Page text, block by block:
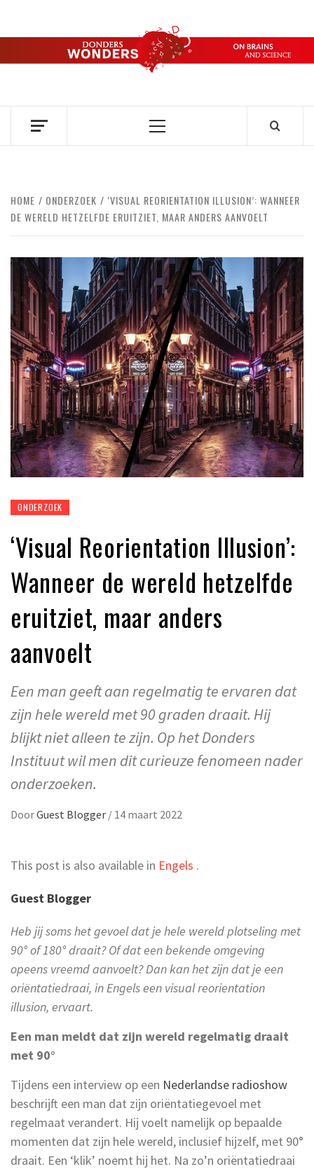
de
DONDERS
OVER HERSENEN EN WETENSCHAP // ON BRAINS AND
Primair
HOME ONDERZOEK
‘VISUAL REORIENTATION ILLUSION’: WANNEER
DE WERELD HETZELFDE ERUITZIET, MAAR ANDERS AANVOELT
ONDERZOEK
‘Visual Reorientation Illusion’:
Wanneer de wereld hetzelfde
eruitziet, maar anders
aanvoelt
Een man geeft aan regelmatig te ervaren dat
zijn hele wereld met 90 graden draait. Hij
blijkt niet alleen te zijn. Op het Donders
Instituut wil men dit curieuze fenomeen nader
onderzoeken.
DoorGuest Blogger / 14 maart 2022
This post is also available in Engels .
Guest Blogger
Heb jij soms het gevoel dat je hele wereld plotseling met
90° of 180° draait? Of dat een bekende omgeving
opeens vreemd aanvoelt? Dan kan het zijn dat je een
oriëntatiedraai, in Engels een visual reorientation
illusion, ervaart.
Een man meldt dat zijn wereld regelmatig draait
met 90°
Tijdens een interview op een Nederlandse radioshow
beschrijft een man dat zijn oriëntatiegevoel met
regelmaat verandert. Hij voelt namelijk op bepaalde
momenten dat zijn hele wereld, inclusief hijzelf, met 90°
draait. Een ‘klik’ noemt hij het. Na zo’n oriëntatiedraai